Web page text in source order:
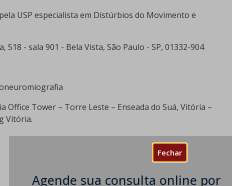
Fechar
Agende sua consulta online por
USP especialista em Distúrbios do Movimento e
- sala 901 - Bela Vista, São Paulo - SP, 01332-904
Office Tower – Torre Leste – Enseada do Suá, Vitória –
Vitória.